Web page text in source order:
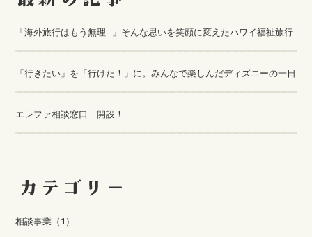
「海外旅行はもう無理…」そんな思いを笑顔に変えたハワイ福祉旅行
「行きたい」を「行けた！」に。みんなで楽しんだディズニーの一日
エレファ相談窓口 開設！
相談事業（1）